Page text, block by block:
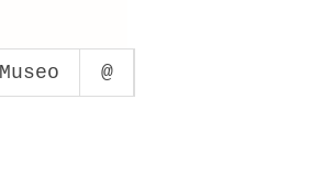
Museo @